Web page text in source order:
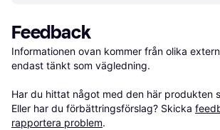
Feedback
Informationen ovan kommer från olika
endast tänkt som vägledning.
Har du hittat något med den här produkten
Eller har du förbättringsförslag? Skicka
rapportera problem.